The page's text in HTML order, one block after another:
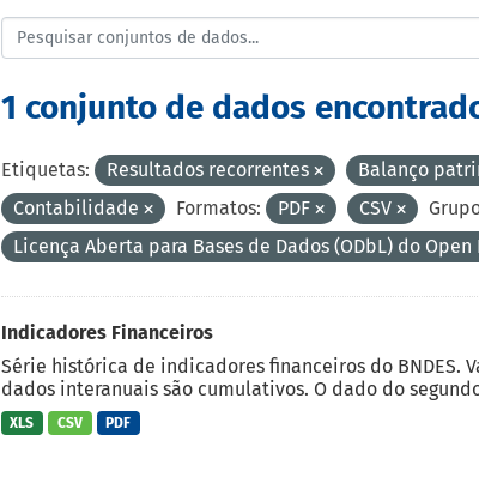
1 conjunto de dados
Etiquetas: Resultados recorrentes
Balanço
Contabilidade
Formatos: PDF CSV
Licença Aberta para Bases de Dados (ODbL) do Open
Indicadores Financeiros
Série histórica de indicadores financeiros do BNDES.
dados interanuais são cumulativos. O dado do
XLS CSV PDF